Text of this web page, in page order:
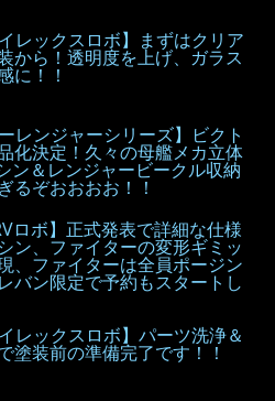
イレックスロボ】まずはクリア
から！透明度を上げ、ガラス
に！！
ーレンジャーシリーズ】ビクト
化決定！久々の母艦メカ立体
ン＆レンジャービークル収納
るぞおおおお！！
ロボ】正式発表で詳細な仕様
ン、ファイターの変形ギミッ
、ファイターは全員ポージン
バン限定で予約もスタートし
イレックスロボ】パーツ洗浄＆
塗装前の準備完了です！！